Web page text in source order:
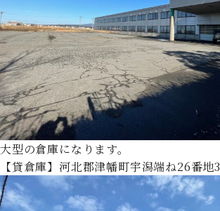
大型の倉庫になります。
【貸倉庫】河北郡津幡町宇潟端ね26番地3